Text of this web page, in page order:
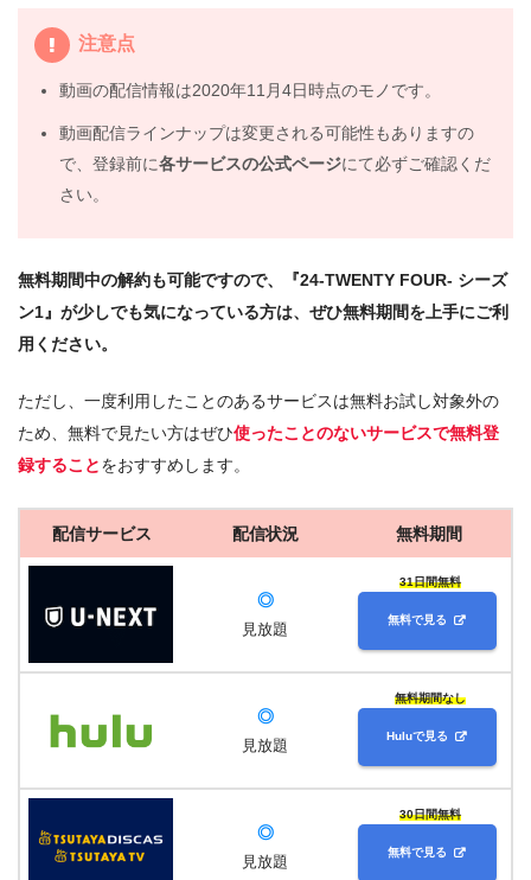
無料視聴まとめ
注意点
動画の配信情報は2020年11月4日時点のモノです。
動画配信ラインナップは変更される可能性もありますの
で、登録前に各サービスの公式ページにて必ずご確認くだ
さい。
無料期間中の解約も可能ですので、『24-TWENTY FOUR- シーズ
ン1』が少しでも気になっている方は、ぜひ無料期間を上手にご利
用ください。
ただし、一度利用したことのあるサービスは無料お試し対象外の
ため、無料で見たい方はぜひ使ったことのないサービスで無料登
録することをおすすめします。
配信サービス 配信状況 無料期間
◎
見放題
31日間無料
無料で見る
◎
見放題
無料期間なし
Huluで見る
◎
見放題
30日間無料
無料で見る